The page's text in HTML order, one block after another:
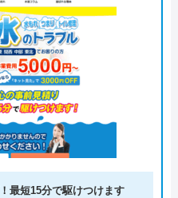
最短15分で駆けつけます